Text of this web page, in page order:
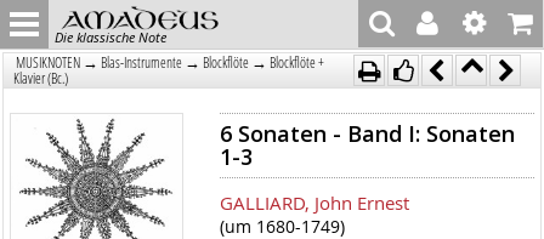
Die klassische Note
MUSIKNOTEN → Blas-Instrumente → Blockflöte → Blockflöte +
Klavier (Bc.)
6 Sonaten - Band I: Sonaten
1-3
GALLIARD, John Ernest
(um 1680-1749)